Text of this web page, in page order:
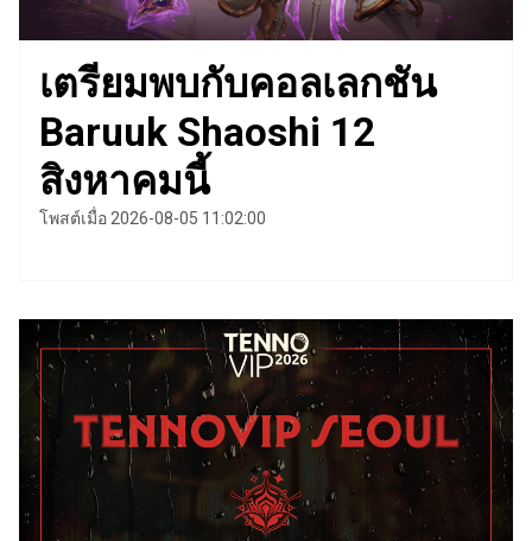
เตรียมพบกับคอลเลกชัน
Baruuk Shaoshi 12
สิงหาคมนี้
โพสต์เมื่อ 2026-08-05 11:02:00